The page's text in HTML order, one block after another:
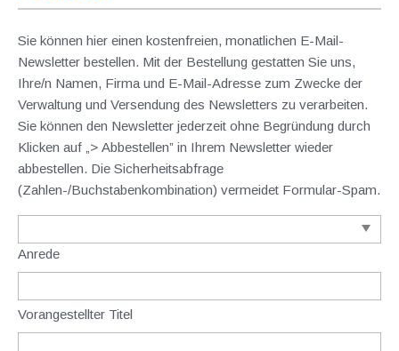
Sie können hier einen kostenfreien, monatlichen E-Mail-
Newsletter bestellen. Mit der Bestellung gestatten Sie uns,
Ihre/n Namen, Firma und E-Mail-Adresse zum Zwecke der
Verwaltung und Versendung des Newsletters zu verarbeiten.
Sie können den Newsletter jederzeit ohne Begründung durch
Klicken auf „> Abbestellen” in Ihrem Newsletter wieder
abbestellen. Die Sicherheitsabfrage
(Zahlen-/Buchstabenkombination) vermeidet Formular-Spam.
Anrede
Vorangestellter Titel